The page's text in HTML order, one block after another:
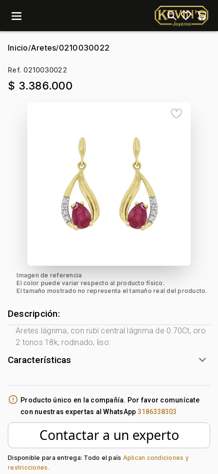
menu
Inicio/Aretes/0210030022
Ref. 0210030022
$ 3.386.000
Imagen de referencia
El color puede variar respecto al producto físico.
El tamaño mostrado no representa el tamaño real del producto.
Descripción:
Aretes lágrima, con rubí central lágrima de 0.70Ct, oro
2 tonos 18k, rodinado, liso:
Características
Género: Mujer
Tono Metal:
Metal: Oro 18 Kilates
Forma: Lágrima
Tipo de terminado: Liso
Colección: Ninguno
Tipo de Broche: Mariposa
Peso piedra central: 0.7 Ct
Piedra central:
error_outline Producto único en la compañía. Por favor comunícate
con nuestras expertas al WhatsApp 3186338303
Contactar a un experto
Disponible para entrega: Todo el país Aplican condiciones y
restricciones.